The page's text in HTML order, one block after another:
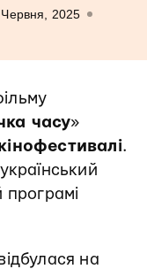
2025
часу»
.
програмі
на